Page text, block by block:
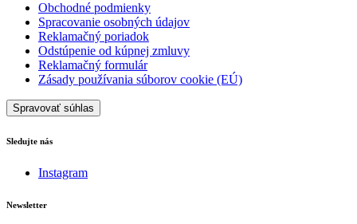
Obchodné podmienky
Spracovanie osobných údajov
Reklamačný poriadok
Odstúpenie od kúpnej zmluvy
Reklamačný formulár
Zásady používania súborov cookie (EÚ)
Spravovať súhlas
Sledujte nás
Instagram
Newsletter